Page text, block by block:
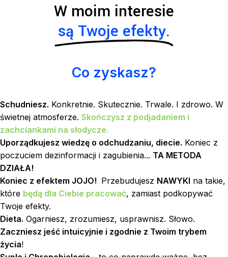
W moim interesie
są Twoje efekty.
Co zyskasz?
Schudniesz. Konkretnie. Skutecznie. Trwale. I zdrowo. W
świetnej atmosferze. Skończysz z podjadaniem i
zachciankami na słodycze.
Uporządkujesz wiedzę o odchudzaniu, diecie. Koniec z
poczuciem dezinformacji i zagubienia... TA METODA
DZIAŁA!
Koniec z efektem JOJO! Przebudujesz NAWYKI na takie,
które będą dla Ciebie pracować, zamiast podkopywać
Twoje efekty.
Dieta. Ogarniesz, zrozumiesz, usprawnisz. Słowo.
Zaczniesz jeść intuicyjnie i zgodnie z Twoim trybem
życia!